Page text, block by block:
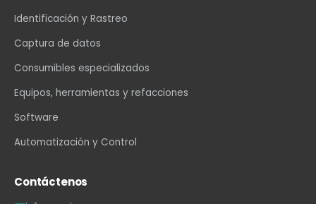
Identificación y Rastreo
Captura de datos
Consumibles especializados
Equipos, herramientas y refacciones
Software
Automatización y Control
Contáctenos